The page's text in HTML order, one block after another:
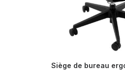
Siège de bureau